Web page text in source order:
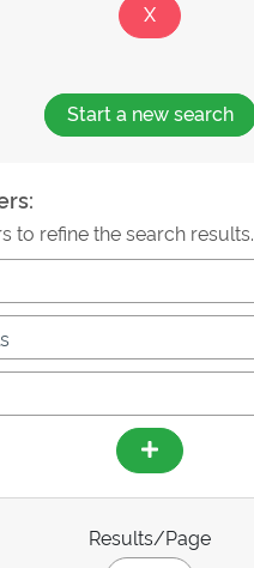
Start a new search
to refine the search results.
Results/Page